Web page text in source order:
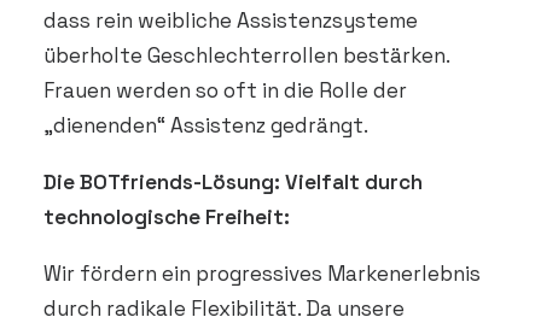
dass rein weibliche Assistenzsysteme
überholte Geschlechterrollen bestärken.
Frauen werden so oft in die Rolle der
„dienenden“ Assistenz gedrängt.
Die BOTfriends-Lösung: Vielfalt durch
technologische Freiheit:
Wir fördern ein progressives Markenerlebnis
durch radikale Flexibilität. Da unsere